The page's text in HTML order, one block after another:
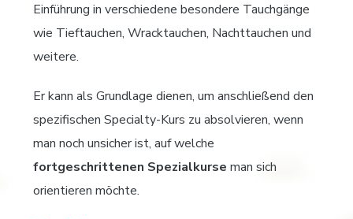
Einführung in verschiedene besondere Tauchgänge
wie Tieftauchen, Wracktauchen, Nachttauchen und
weitere.
Er kann als Grundlage dienen, um anschließend den
spezifischen Specialty-Kurs zu absolvieren, wenn
man noch unsicher ist, auf welche
fortgeschrittenen Spezialkurse man sich
orientieren möchte.